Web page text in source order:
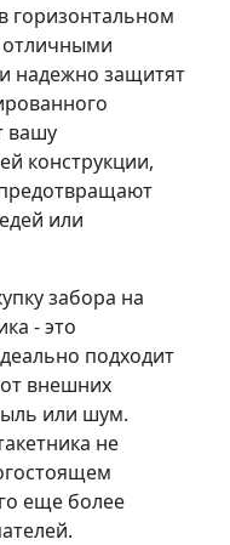
горизонтальном
надежно защитят
вашу
конструкции,
или
забора на
- это
подходит
внешних
или шум.
не
еще более